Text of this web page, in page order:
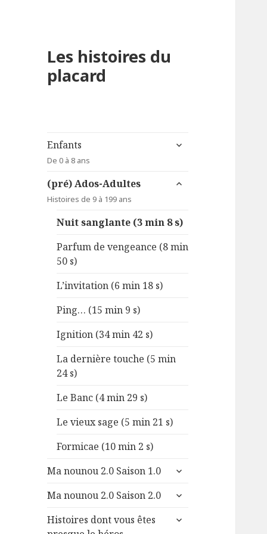
Les histoires du
placard
Enfants
De 0 à 8 ans
ouvrir
menu
(pré) Ados-Adultes
Histoires de 9 à 199 ans
ouvrir
menu
Nuit sanglante (3 min 8 s)
Parfum de vengeance (8 min
50 s)
L’invitation (6 min 18 s)
Ping… (15 min 9 s)
Ignition (34 min 42 s)
La dernière touche (5 min
24 s)
Le Banc (4 min 29 s)
Le vieux sage (5 min 21 s)
Formicae (10 min 2 s)
Ma nounou 2.0 Saison 1.0
ouvrir
sous-
Ma nounou 2.0 Saison 2.0
ouvrir
sous-
Histoires dont vous êtes
ouvrir